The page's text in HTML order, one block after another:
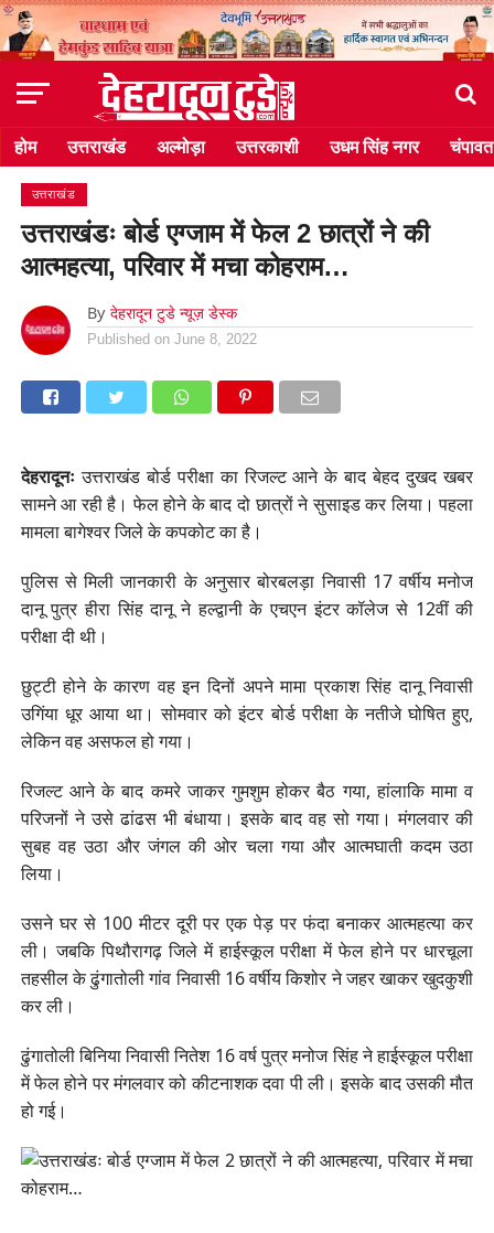
होम उत्तराखंड अल्मोड़ा उत्तरकाशी उधम सिंह नगर चंपावत
उत्तराखंड
उत्तराखंडः बोर्ड एग्जाम में फेल 2 छात्रों ने की
आत्महत्या, परिवार में मचा कोहराम…
By देहरादून टुडे न्यूज़ डेस्क
Published on June 8, 2022
देहरादूनःउत्तराखंड बोर्ड परीक्षा का रिजल्ट आने के बाद बेहद दुखद खबर
सामने आ रही है। फेल होने के बाद दो छात्रों ने सुसाइड कर लिया। पहला
मामला बागेश्वर जिले के कपकोट का है।
पुलिस से मिली जानकारी के अनुसार बोरबलड़ा निवासी 17 वर्षीय मनोज
दानू पुत्र हीरा सिंह दानू ने हल्द्वानी के एचएन इंटर कॉलेज से 12वीं की
परीक्षा दी थी।
छुट्टी होने के कारण वह इन दिनों अपने मामा प्रकाश सिंह दानू निवासी
उगिंया धूर आया था। सोमवार को इंटर बोर्ड परीक्षा के नतीजे घोषित हुए,
लेकिन वह असफल हो गया।
रिजल्ट आने के बाद कमरे जाकर गुमशुम होकर बैठ गया, हांलाकि मामा व
परिजनों ने उसे ढांढस भी बंधाया। इसके बाद वह सो गया। मंगलवार की
सुबह वह उठा और जंगल की ओर चला गया और आत्मघाती कदम उठा
लिया।
उसने घर से 100 मीटर दूरी पर एक पेड़ पर फंदा बनाकर आत्महत्या कर
ली। जबकि पिथौरागढ़ जिले में हाईस्कूल परीक्षा में फेल होने पर धारचूला
तहसील के ढुंगातोली गांव निवासी 16 वर्षीय किशोर ने जहर खाकर खुदकुशी
कर ली।
ढुंगातोली बिनिया निवासी नितेश 16 वर्ष पुत्र मनोज सिंह ने हाईस्कूल परीक्षा
में फेल होने पर मंगलवार को कीटनाशक दवा पी ली। इसके बाद उसकी मौत
हो गई।